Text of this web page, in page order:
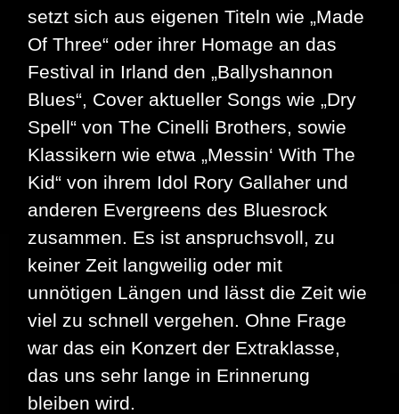
setzt sich aus eigenen Titeln wie „Made
Of Three“ oder ihrer Homage an das
Festival in Irland den „Ballyshannon
Blues“, Cover aktueller Songs wie „Dry
Spell“ von The Cinelli Brothers, sowie
Klassikern wie etwa „Messin‘ With The
Kid“ von ihrem Idol Rory Gallaher und
anderen Evergreens des Bluesrock
zusammen. Es ist anspruchsvoll, zu
keiner Zeit langweilig oder mit
unnötigen Längen und lässt die Zeit wie
viel zu schnell vergehen. Ohne Frage
war das ein Konzert der Extraklasse,
das uns sehr lange in Erinnerung
bleiben wird.